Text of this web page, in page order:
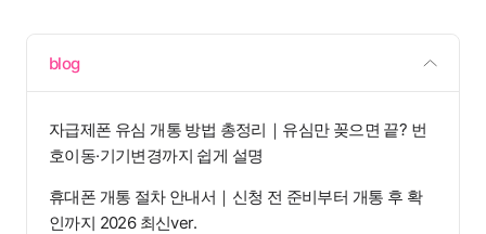
blog
자급제폰 유심 개통 방법 총정리｜유심만 꽂으면 끝? 번
호이동·기기변경까지 쉽게 설명
휴대폰 개통 절차 안내서｜신청 전 준비부터 개통 후 확
인까지 2026 최신ver.